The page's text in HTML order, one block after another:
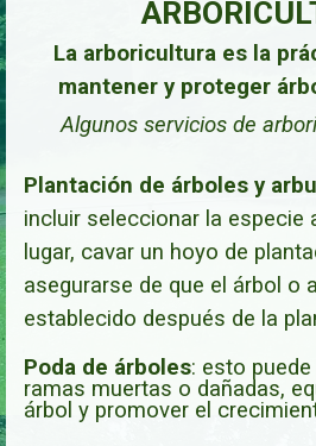
La arboricultura es la
mantener y proteger
Algunos servicios de
Plantación de árboles y
incluir seleccionar la especie
lugar, cavar un hoyo de
asegurarse de que el árbol o
establecido después de la
Poda de árboles: esto
ramas muertas o dañadas,
árbol y promover el